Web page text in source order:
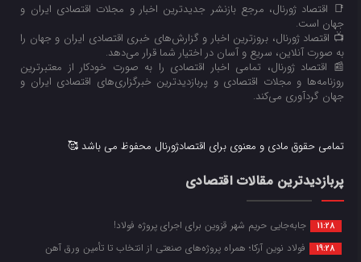
📑 اقتصاد ژورنال، مرجع بازنشر جدیدترین اخبار و مجلات اقتصادی ایران و
جهان است.
📺 اقتصاد ژورنال، بروزترین اخبار و گزارش‌های خبری اقتصادی ایران و جهان را
به صورت آنلاین، سریع و آسان در اختیار شما قرار می‌‌دهد.
📰 اقتصاد ژورنال، تمامی اخبار اقتصادی را به صورت خودکار از معتبرترین
روزنامه‌ها و مجلات اقتصادی و پربازدیدترین خبرگزاری‌های اقتصادی ایران و
جهان گردآوری می‌کند.
تمامی حقوق مادی و معنوی برای اقتصادژورنال محفوظ می باشد 🥰
پربازدیدترین مقالات اقتصادی
11:28 جابه‌جایی حریم شهر قزوین برای اجرای پروژه فولاد!
19:28 فولاد نوین آرکا؛ همراه پروژه‌های صنعتی از انتخاب تا تأمین ورق آهن